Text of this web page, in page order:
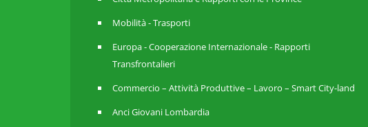
Mobilità - Trasporti
Europa - Cooperazione Internazionale - Rapporti
Transfrontalieri
Commercio – Attività Produttive – Lavoro – Smart City-land
Anci Giovani Lombardia